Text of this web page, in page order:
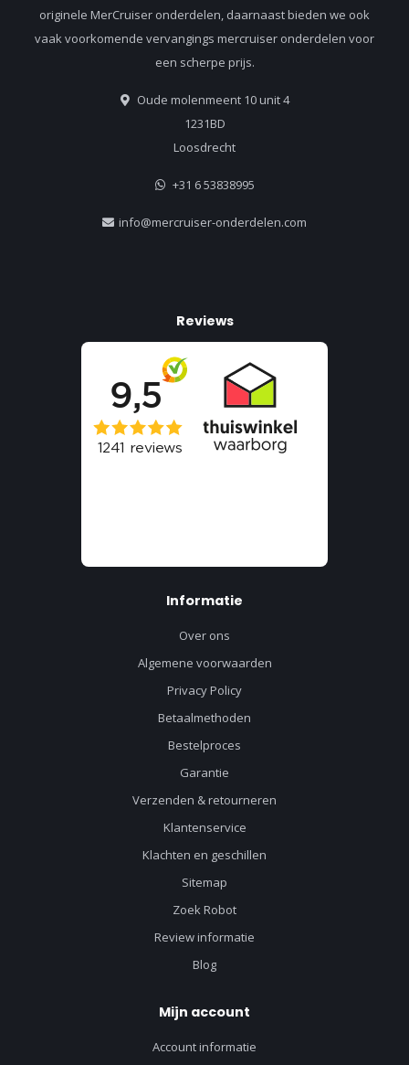
originele MerCruiser onderdelen, daarnaast bieden we ook
vaak voorkomende vervangings mercruiser onderdelen voor
een scherpe prijs.
Oude molenmeent 10 unit 4
1231BD
Loosdrecht
+31 6 53838995
info@mercruiser-onderdelen.com
Reviews
Informatie
Over ons
Algemene voorwaarden
Privacy Policy
Betaalmethoden
Bestelproces
Garantie
Verzenden & retourneren
Klantenservice
Klachten en geschillen
Sitemap
Zoek Robot
Review informatie
Blog
Mijn account
Account informatie